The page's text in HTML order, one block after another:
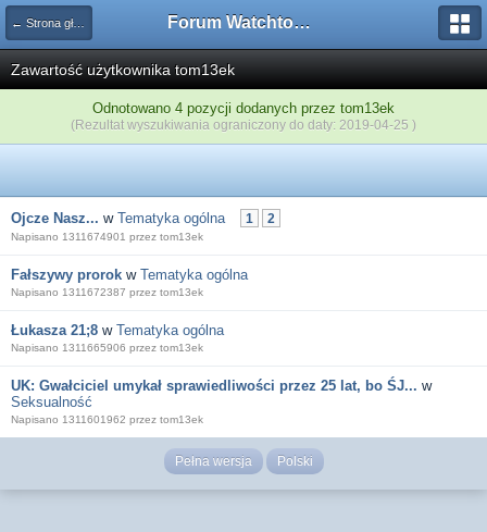
← Strona główna Forum Watchtower
Zawartość użytkownika tom13ek
Odnotowano 4 pozycji dodanych przez tom13ek
(Rezultat wyszukiwania ograniczony do daty: 2019-04-25 )
Ojcze Nasz... w Tematyka ogólna 1 2
Napisano 1311674901 przez tom13ek
Fałszywy prorok w Tematyka ogólna
Napisano 1311672387 przez tom13ek
Łukasza 21;8 w Tematyka ogólna
Napisano 1311665906 przez tom13ek
UK: Gwałciciel umykał sprawiedliwości przez 25 lat, bo ŚJ... w
Seksualność
Napisano 1311601962 przez tom13ek
Pełna wersja Polski